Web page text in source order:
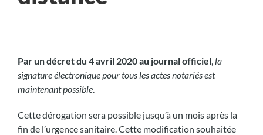
Par un décret du 4 avril 2020 au journal officiel la
signature électronique pour tous les actes notariés est
maintenant possible
Cette dérogation sera possible jusqu’à un mois après la
fin de l’urgence sanitaire. Cette modification souhaitée